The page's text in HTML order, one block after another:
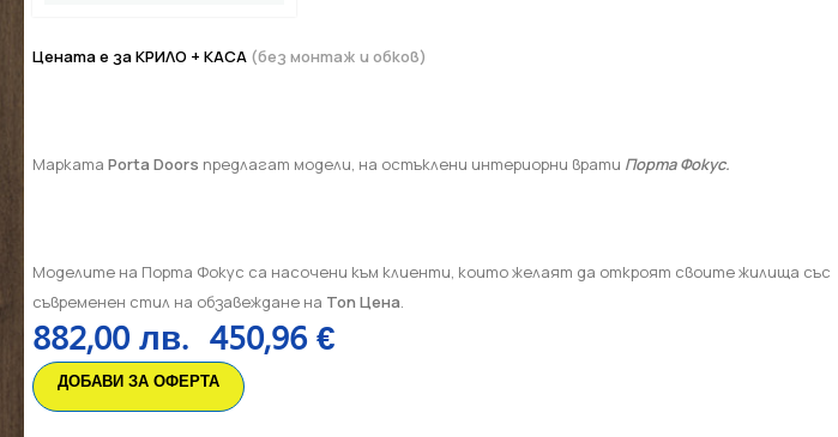
Цената е за КРИЛО + КАСА (без монтаж и обков)
Марката Porta Doors предлагат модели, на остъклени интериорни врати Порта Фокус.
Моделите на Порта Фокус са насочени към клиенти, които желаят да откроят своите жилища със
съвременен стил на обзавеждане на Топ Цена
882,00 лв. 450,96 €
ДОБАВИ ЗА ОФЕРТА